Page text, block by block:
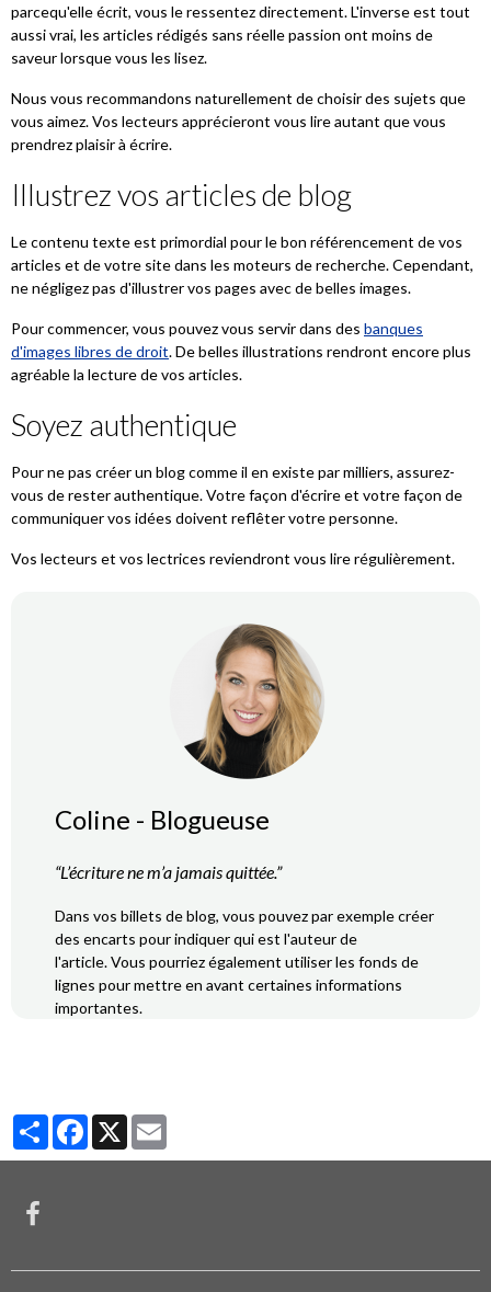
parcequ'elle écrit, vous le ressentez directement. L'inverse est tout
aussi vrai, les articles rédigés sans réelle passion ont moins de
saveur lorsque vous les lisez.
Nous vous recommandons naturellement de choisir des sujets que
vous aimez. Vos lecteurs apprécieront vous lire autant que vous
prendrez plaisir à écrire.
Illustrez vos articles de blog
Le contenu texte est primordial pour le bon référencement de vos
articles et de votre site dans les moteurs de recherche. Cependant,
ne négligez pas d'illustrer vos pages avec de belles images.
Pour commencer, vous pouvez vous servir dans des banques
d'images libres de droit. De belles illustrations rendront encore plus
agréable la lecture de vos articles.
Soyez authentique
Pour ne pas créer un blog comme il en existe par milliers, assurez-
vous de rester authentique. Votre façon d'écrire et votre façon de
communiquer vos idées doivent reflêter votre personne.
Vos lecteurs et vos lectrices reviendront vous lire régulièrement.
Coline - Blogueuse
“L’écriture ne m’a jamais quittée.”
Dans vos billets de blog, vous pouvez par exemple créer
des encarts pour indiquer qui est l'auteur de
l'article. Vous pourriez également utiliser les fonds de
lignes pour mettre en avant certaines informations
importantes.
PartagerFacebook
X